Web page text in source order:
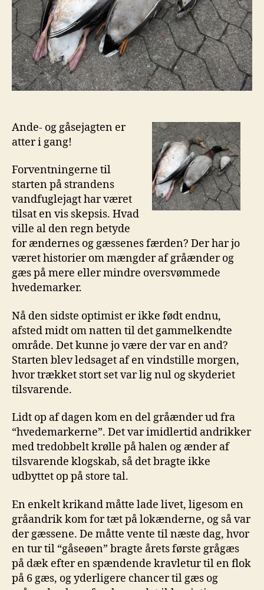
Ande- og gåsejagten er
atter i gang!
Forventningerne til
starten på strandens
vandfuglejagt har været
tilsat en vis skepsis. Hvad
ville al den regn betyde
for ændernes og gæssenes færden? Der har jo
været historier om mængder af gråænder og
gæs på mere eller mindre oversvømmede
hvedemarker.
Nå den sidste optimist er ikke født endnu,
afsted midt om natten til det gammelkendte
område. Det kunne jo være der var en and?
Starten blev ledsaget af en vindstille morgen,
hvor trækket stort set var lig nul og skyderiet
tilsvarende.
Lidt op af dagen kom en del gråænder ud fra
“hvedemarkerne”. Det var imidlertid andrikker
med tredobbelt krølle på halen og ænder af
tilsvarende klogskab, så det bragte ikke
udbyttet op på store tal.
En enkelt krikand måtte lade livet, ligesom en
gråandrik kom for tæt på lokænderne, og så var
der gæssene. De måtte vente til næste dag, hvor
en tur til “gåseøen” bragte årets første grågæs
på dæk efter en spændende kravletur til en flok
på 6 gæs, og yderligere chancer til gæs og